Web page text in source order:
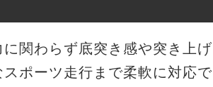
関わらず底突き感や突き上げ
ポーツ走行まで柔軟に対応で